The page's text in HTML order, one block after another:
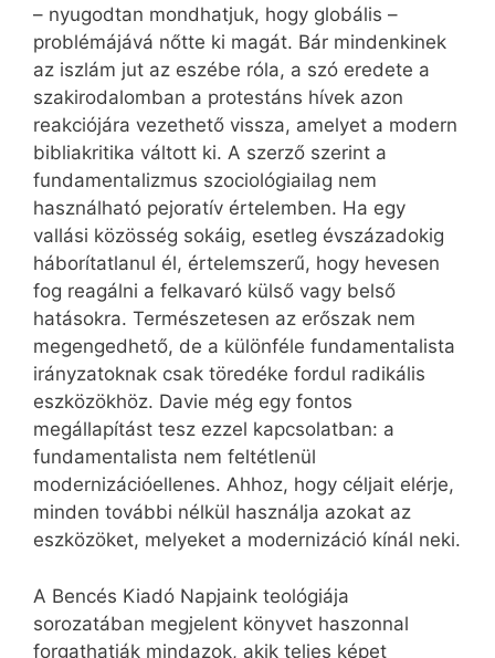
– nyugodtan mondhatjuk, hogy globális –
problémájává nőtte ki magát. Bár mindenkinek
az iszlám jut az eszébe róla, a szó eredete a
szakirodalomban a protestáns hívek azon
reakciójára vezethető vissza, amelyet a modern
bibliakritika váltott ki. A szerző szerint a
fundamentalizmus szociológiailag nem
használható pejoratív értelemben. Ha egy
vallási közösség sokáig, esetleg évszázadokig
háborítatlanul él, értelemszerű, hogy hevesen
fog reagálni a felkavaró külső vagy belső
hatásokra. Természetesen az erőszak nem
megengedhető, de a különféle fundamentalista
irányzatoknak csak töredéke fordul radikális
eszközökhöz. Davie még egy fontos
megállapítást tesz ezzel kapcsolatban: a
fundamentalista nem feltétlenül
modernizációellenes. Ahhoz, hogy céljait elérje,
minden további nélkül használja azokat az
eszközöket, melyeket a modernizáció kínál neki.
A Bencés Kiadó Napjaink teológiája
sorozatában megjelent könyvet haszonnal
forgathatják mindazok, akik teljes képet